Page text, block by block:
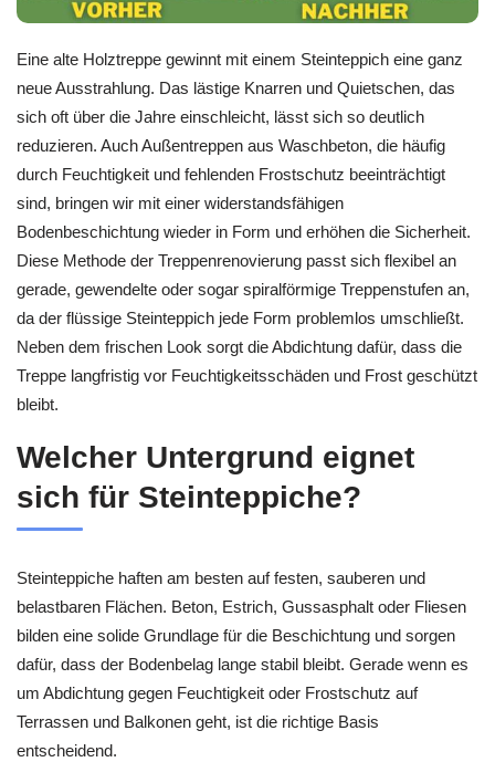
Eine alte Holztreppe gewinnt mit einem Steinteppich eine ganz
neue Ausstrahlung. Das lästige Knarren und Quietschen, das
sich oft über die Jahre einschleicht, lässt sich so deutlich
reduzieren. Auch Außentreppen aus Waschbeton, die häufig
durch Feuchtigkeit und fehlenden Frostschutz beeinträchtigt
sind, bringen wir mit einer widerstandsfähigen
Bodenbeschichtung wieder in Form und erhöhen die Sicherheit.
Diese Methode der Treppenrenovierung passt sich flexibel an
gerade, gewendelte oder sogar spiralförmige Treppenstufen an,
da der flüssige Steinteppich jede Form problemlos umschließt.
Neben dem frischen Look sorgt die Abdichtung dafür, dass die
Treppe langfristig vor Feuchtigkeitsschäden und Frost geschützt
bleibt.
Welcher Untergrund eignet
sich für Steinteppiche?
Steinteppiche haften am besten auf festen, sauberen und
belastbaren Flächen. Beton, Estrich, Gussasphalt oder Fliesen
bilden eine solide Grundlage für die Beschichtung und sorgen
dafür, dass der Bodenbelag lange stabil bleibt. Gerade wenn es
um Abdichtung gegen Feuchtigkeit oder Frostschutz auf
Terrassen und Balkonen geht, ist die richtige Basis
entscheidend.